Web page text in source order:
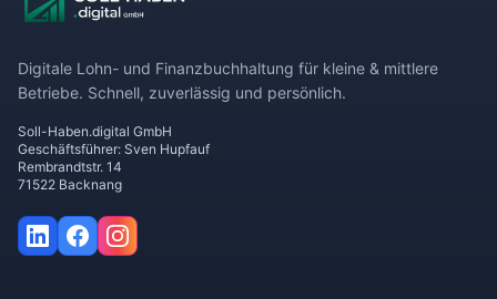
Digitale Lohn- und Finanzbuchhaltung für kleine & mittlere
Betriebe. Schnell, zuverlässig und persönlich.
Soll-Haben.digital GmbH
Geschäftsführer: Sven Hupfauf
Rembrandtstr. 14
71522 Backnang